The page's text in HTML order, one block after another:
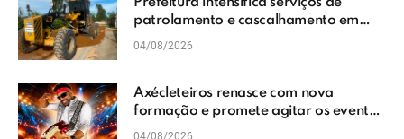
patrolamento e cascalhamento em
Vera Cruz
04/08/2026
Axécleteiros renasce com nova
formação e promete agitar os eventos
do Extremo Sul da Bahia
04/08/2026